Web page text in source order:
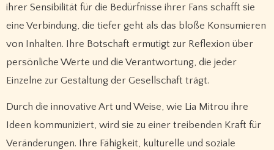
ihrer Sensibilität für die Bedürfnisse ihrer Fans schafft sie
eine Verbindung, die tiefer geht als das bloße Konsumieren
von Inhalten. Ihre Botschaft ermutigt zur Reflexion über
persönliche Werte und die Verantwortung, die jeder
Einzelne zur Gestaltung der Gesellschaft trägt.
Durch die innovative Art und Weise, wie Lia Mitrou ihre
Ideen kommuniziert, wird sie zu einer treibenden Kraft für
Veränderungen. Ihre Fähigkeit, kulturelle und soziale